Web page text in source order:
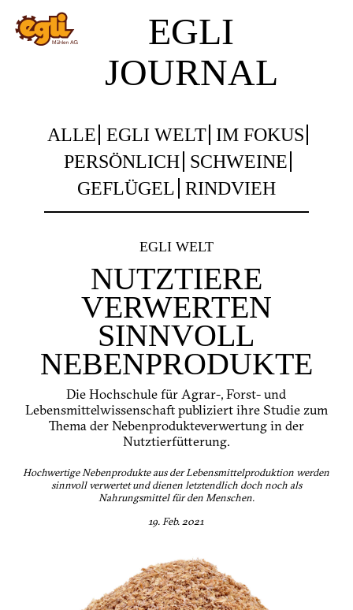
EGLI
JOURNAL
ALLE EGLI WELT IM FOKUS
PERSÖNLICH SCHWEINE
GEFLÜGEL RINDVIEH
EGLI WELT
NUTZTIERE
VERWERTEN
SINNVOLL
NEBENPRODUKTE
Die Hochschule für Agrar-, Forst- und
Lebensmittelwissenschaft publiziert ihre Studie zum
Thema der Nebenprodukteverwertung in der
Nutztierfütterung.
Hochwertige Nebenprodukte aus der Lebensmittelproduktion werden
sinnvoll verwertet und dienen letztendlich doch noch als
Nahrungsmittel für den Menschen.
19. Feb. 2021